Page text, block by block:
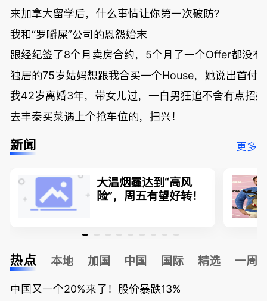
来加拿大留学后，什么事情让你第一次破防？
我和“罗嚼屎”公司的恩怨始末
跟经纪签了8个月卖房合约，5个月了一个Offer都没有
独居的75岁姑妈想跟我合买一个House，她说出首付
我42岁离婚3年，带女儿过，一白男狂追不舍有点招
去丰泰买菜遇上个抢车位的，扫兴！
新闻 更多
大温烟霾达到“高风
险”，周五有望好转！
热点 本地 加国 中国 国际 精选 一周
中国又一个20%来了！股价暴跌13%